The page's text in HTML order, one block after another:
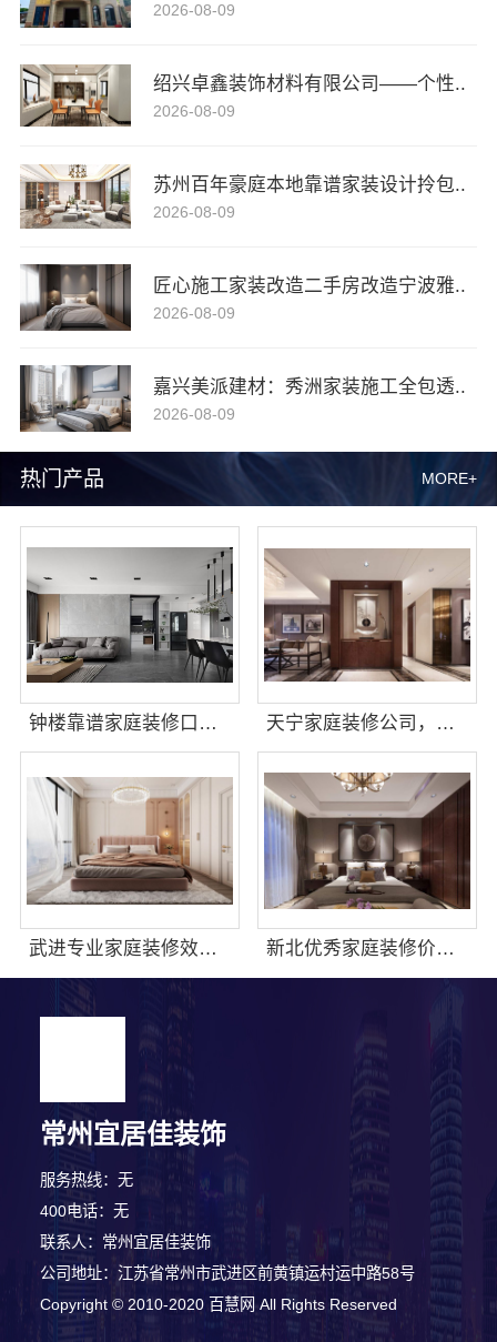
热门产品 MORE+
钟楼靠谱家庭装修口碑怎么样：宜居佳客户好评 天宁家庭装修公司，常州宜居佳装饰工程有限公司专业全包服务
武进专业家庭装修效果图，常州宜居佳装饰工程有限公司设计 新北优秀家庭装修价格清单|常州宜居佳装饰费用明细透明
2026-08-09
绍兴卓鑫装饰材料有限公司——个性..
2026-08-09
苏州百年豪庭本地靠谱家装设计拎包..
2026-08-09
匠心施工家装改造二手房改造宁波雅..
2026-08-09
嘉兴美派建材：秀洲家装施工全包透..
2026-08-09
常州宜居佳装饰
服务热线：无
400电话：无
联系人：常州宜居佳装饰
公司地址：江苏省常州市武进区前黄镇运村运中路58号
Copyright © 2010-2020 百慧网 All Rights Reserved